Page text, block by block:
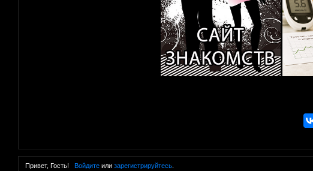
Привет, Гость! Войдитеили зарегистрируйтесь.